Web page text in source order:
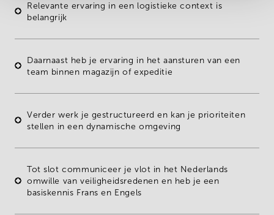
Relevante ervaring in een logistieke context is
belangrijk
Daarnaast heb je ervaring in het aansturen van een
team binnen magazijn of expeditie
Verder werk je gestructureerd en kan je prioriteiten
stellen in een dynamische omgeving
Tot slot communiceer je vlot in het Nederlands
omwille van veiligheidsredenen en heb je een
basiskennis Frans en Engels